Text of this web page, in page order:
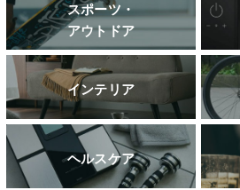
スポーツ・
アウトドア
インテリア
ヘルスケア